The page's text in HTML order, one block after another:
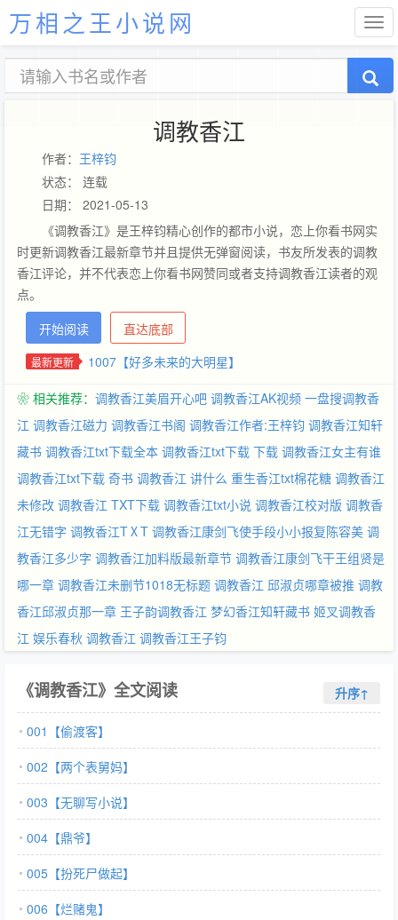
万相之王小说网
调教香江
作者： 王梓钧
状态： 连载
日期： 2021-05-13
《调教香江》是王梓钧精心创作的都市小说，恋上你看书网实
时更新调教香江最新章节并且提供无弹窗阅读，书友所发表的调教
香江评论，并不代表恋上你看书网赞同或者支持调教香江读者的观
点。
开始阅读
直达底部
最新更新 1007【好多未来的大明星】
❀ 相关推荐： 调教香江美眉开心吧 调教香江AK视频 一盘搜调教香
江 调教香江磁力 调教香江书阁 调教香江作者:王梓钧 调教香江知轩
藏书 调教香江txt下载全本 调教香江txt下载 下载 调教香江女主有谁
调教香江txt下载 奇书 调教香江 讲什么 重生香江txt棉花糖 调教香江
未修改 调教香江 TXT下载 调教香江txt小说 调教香江校对版 调教香
江无错字 调教香江TⅩT 调教香江康剑飞使手段小小报复陈容美 调
教香江多少字 调教香江加料版最新章节 调教香江康剑飞干王组贤是
哪一章 调教香江未删节1018无标题 调教香江 邱淑贞哪章被推 调教
香江邱淑贞那一章 王子韵调教香江 梦幻香江知轩藏书 姬叉调教香
江 娱乐春秋 调教香江 调教香江王子钧
《调教香江》全文阅读 升序↑
001【偷渡客】
002【两个表舅妈】
003【无聊写小说】
004【鼎爷】
005【扮死尸做起】
006【烂赌鬼】